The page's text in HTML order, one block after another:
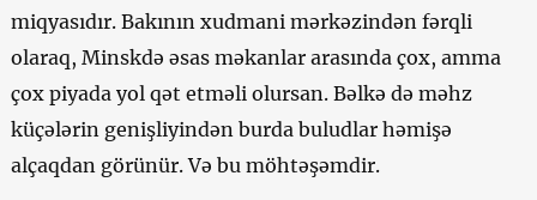
miqyasıdır. Bakının xudmani mərkəzindən fərqli
olaraq, Minskdə əsas məkanlar arasında çox, amma
çox piyada yol qət etməli olursan. Bəlkə də məhz
küçələrin genişliyindən burda buludlar həmişə
alçaqdan görünür. Və bu möhtəşəmdir.